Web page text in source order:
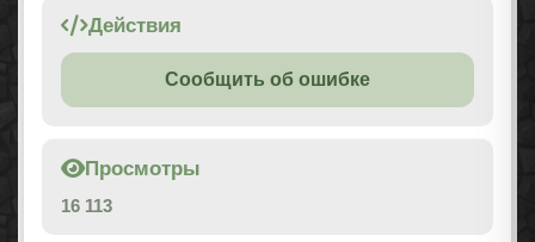
Действия
Сообщить об ошибке
Просмотры
16 113